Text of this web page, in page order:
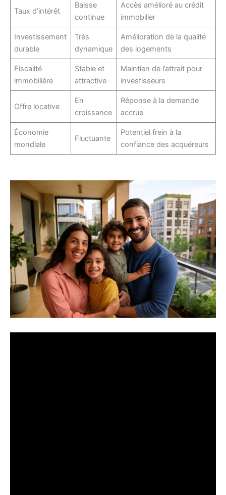
Taux d’intérêt
Baisse
continue
Accès amélioré au crédit
immobilier
Investissement
durable
Très
dynamique
Amélioration de la qualité
des logements
Fiscalité
immobilière
Stable et
attractive
Maintien de l’attrait pour
investisseurs
Offre locative
En
croissance
Réponse à la demande
accrue
Économie
mondiale
Fluctuante
Potentiel frein à la
confiance des acquéreurs